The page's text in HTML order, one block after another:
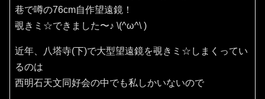
巷で噂の76cm自作望遠鏡！
覗きミ☆できました〜♪⁠ ⁠\⁠(⁠^⁠ω⁠^⁠\⁠ ⁠)
近年、八塔寺(下)で大型望遠鏡を覗きミ☆しまくってい
るのは
西明石天文同好会の中でも私しかいないので